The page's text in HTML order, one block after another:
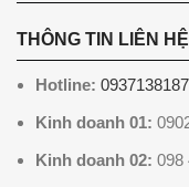
THÔNG TIN LIÊN HỆ
Hotline: 0937138187
Kinh doanh 01:
Kinh doanh 02: 098